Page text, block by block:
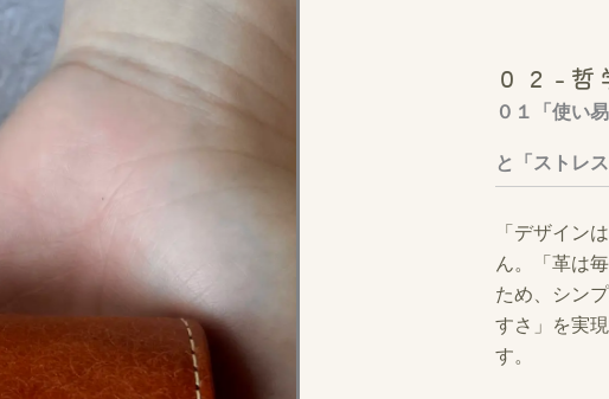
０２-哲
０１ 「使い
と「ストレ
「デザイン
ん。「革は
ため、シン
すさ」を実
す。